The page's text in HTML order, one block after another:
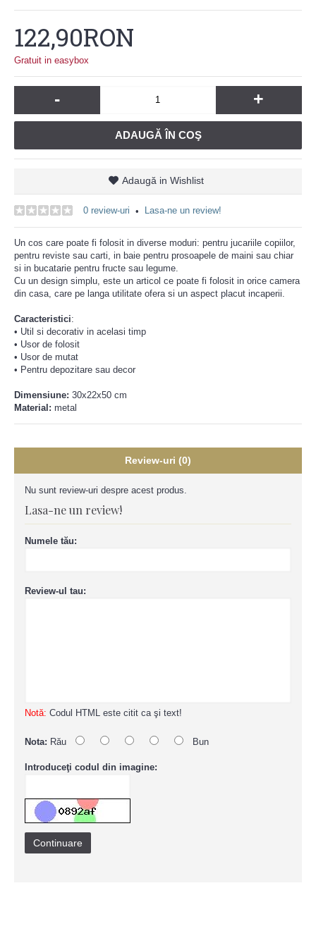
122,90RON
Gratuit in easybox
- +
ADAUGĂ ÎN COŞ
Adaugă in Wishlist
0 review-uri • Lasa-ne un review!
Un cos care poate fi folosit in diverse moduri: pentru jucariile copiilor,
pentru reviste sau carti, in baie pentru prosoapele de maini sau chiar
si in bucatarie pentru fructe sau legume.
Cu un design simplu, este un articol ce poate fi folosit in orice camera
din casa, care pe langa utilitate ofera si un aspect placut incaperii.
Caracteristici:
• Util si decorativ in acelasi timp
• Usor de folosit
• Usor de mutat
• Pentru depozitare sau decor
Dimensiune: 30x22x50 cm
Material: metal
Review-uri (0)
Nu sunt review-uri despre acest produs.
Lasa-ne un review!
Numele tău:
Review-ul tau:
Notă: Codul HTML este citit ca şi text!
Nota: Rău Bun
Introduceţi codul din imagine:
Continuare